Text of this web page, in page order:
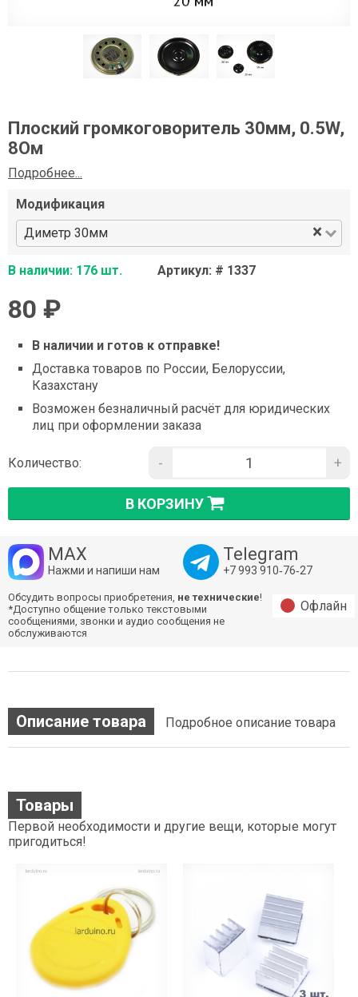
Плоский громкоговоритель 30мм, 0.5W,
8Ом
Подробнее...
Модификация
Диметр 30мм
×
В наличии: 176 шт. Артикул: # 1337
80 ₽
В наличии и готов к отправке!
Доставка товаров по России, Белоруссии,
Казахстану
Возможен безналичный расчёт для юридических
лиц при оформлении заказа
Количество: - +
В КОРЗИНУ
MAX
Нажми и напиши нам
Telegram
+7 993 910‑76‑27
Обсудить вопросы приобретения, не технические!
*Доступно общение только текстовыми
сообщениями, звонки и аудио сообщения не
обслуживаются
Офлайн
Описание товара Подробное описание товара
Товары
Первой необходимости и другие вещи, которые могут
пригодиться!